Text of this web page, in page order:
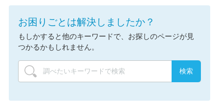
お困りごとは解決しましたか？
もしかすると他のキーワードで、お探しのページが見
つかるかもしれません。